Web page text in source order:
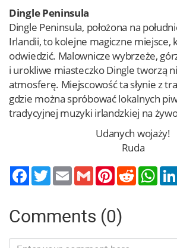
Dingle Peninsula
Dingle Peninsula, położona na
Irlandii, to kolejne magiczne miejsce,
odwiedzić. Malownicze wybrzeże,
i urokliwe miasteczko Dingle tworzą
atmosferę. Miejscowość ta słynie z
gdzie można spróbować lokalnych
tradycyjnej muzyki irlandzkiej na
Udanych wojaży!
Ruda
TwitterEmail Gmail PinterestReddit
Comments (0)